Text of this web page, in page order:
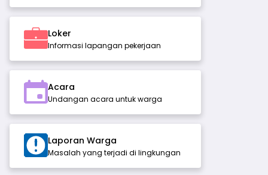
Loker
Informasi lapangan pekerjaan
Acara
Undangan acara untuk warga
Laporan Warga
Masalah yang terjadi di lingkungan